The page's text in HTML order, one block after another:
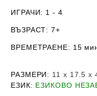
ИГРАЧИ: 1 - 4
ВЪЗРАСТ: 7+
ВРЕМЕТРАЕНЕ: 15
РАЗМЕРИ: 11 х 17.5 х
ЕЗИК: ЕЗИКОВО